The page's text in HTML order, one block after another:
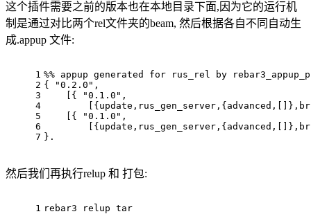
这个插件需要之前的版本也在本地目录下面,因为它的运行机
制是通过对比两个rel文件夹的beam, 然后根据各自不同自动生
成.appup 文件:
1
2
3
4
5
6
7
%% appup generated for rus_rel by
{ "0.2.0",
    [{ "0.1.0",
    [{ "0.1.0",
}.
然后我们再执行relup 和 打包:
1 rebar3 relup tar